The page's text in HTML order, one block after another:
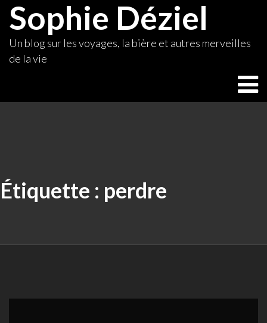
SkipSophie Déziel
Un blog sur les voyages, la bière et autres merveilles
de la vie
Étiquette : perdre